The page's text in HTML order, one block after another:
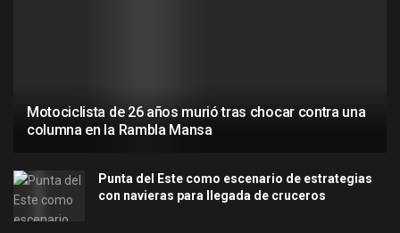
Motociclista de 26 años murió tras chocar contra una
columna en la Rambla Mansa
Punta del Este como escenario de estrategias
con navieras para llegada de cruceros